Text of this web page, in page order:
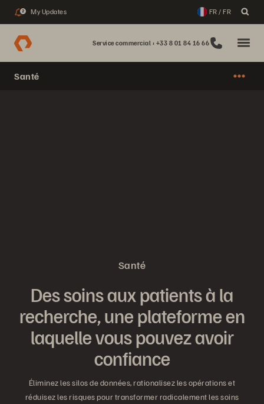
2 My Updates FR / FR
Service commercial : +33 8 01 84 16 66
Santé
Santé
Des soins aux patients à la
recherche, une plateforme en
laquelle vous pouvez avoir
confiance
Éliminez les silos de données, rationalisez les opérations et
réduisez les risques pour transformer radicalement les soins